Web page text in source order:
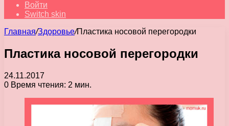
Войти
Switch skin
Главная/Здоровье/Пластика носовой перегородки
Пластика носовой перегородки
24.11.2017
0 Время чтения: 2 мин.